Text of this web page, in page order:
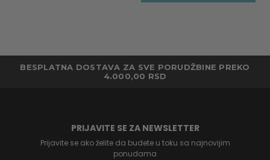
BESPLATNA DOSTAVA ZA SVE PORUDŽBINE PREKO
4.000,00 RSD
PRIJAVITE SE ZA NEWSLETTER
Prijavite se ako želite da budete u toku sa najnovijim
ponudama